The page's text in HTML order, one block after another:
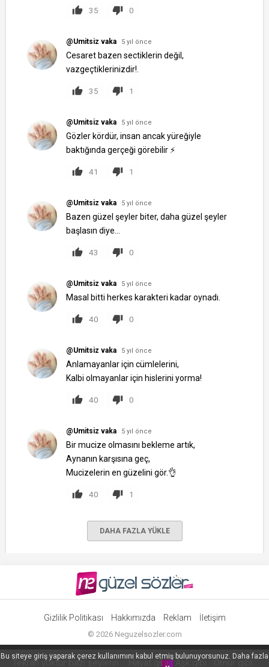
35 0
@Umitsiz vaka 5 yıl önce
Cesaret bazen sectiklerin değil,
vazgeçtiklerinizdir!.
35 1
@Umitsiz vaka 5 yıl önce
Gözler kördür, insan ancak yüreğiyle
baktığında gerçeği görebilir ⚡
41 1
@Umitsiz vaka 5 yıl önce
Bazen güzel şeyler biter, daha güzel şeyler
başlasın diye...
43 0
@Umitsiz vaka 5 yıl önce
Masal bitti herkes karakteri kadar oynadı.
40 0
@Umitsiz vaka 5 yıl önce
Anlamayanlar için cümlelerini,
Kalbi olmayanlar için hislerini yorma!
40 0
@Umitsiz vaka 5 yıl önce
Bir mucize olmasını bekleme artık,
Aynanın karşısına geç,
Mucizelerin en güzelini gör.👌
40 1
DAHA FAZLA YÜKLE
Gizlilik Politikası Hakkımızda Reklam İletişim
© 2026 Neguzelsozler.com
Tekrarı yoktur bazı şeylerin... Hayat gibi.. Aşk gibi.. Ömür gibi..
Bu siteye giriş yaparak çerez kullanımını kabul etmiş bulunuyorsunuz. Daha fazla